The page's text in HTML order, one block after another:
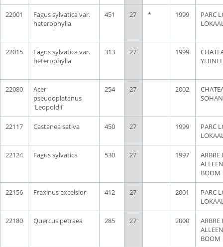
22001
Fagus sylvatica var.
heterophylla
451 27 * 1999
PARC
22015
Fagus sylvatica var.
heterophylla
313 27 1999
YERNEE
22080
Acer
pseudoplatanus
'Leopoldii'
254 27 2002
SOHAN
22117 Castanea sativa 450 27 1999
PARC
22124 Fagus sylvatica 530 27 1997
ARBRE
BOOM
22156 Fraxinus excelsior 412 27 2001
PARC
22180 Quercus petraea 285 27 2000
ARBRE
BOOM